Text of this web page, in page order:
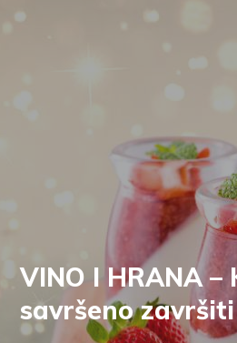
VINO I HRANA –
savršeno